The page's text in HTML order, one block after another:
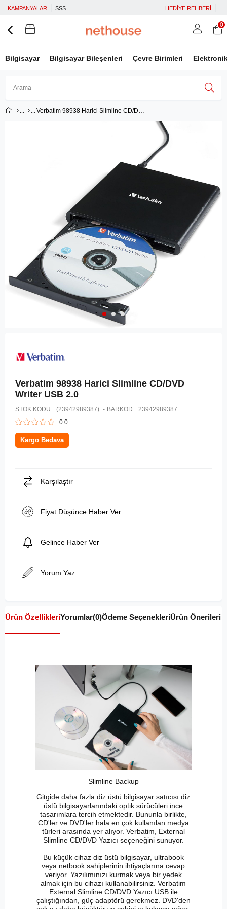
KAMPANYALAR SSS HEDİYE REHBERİ
Bilgisayar Bilgisayar Bileşenleri Çevre Birimleri
Google İle Bağlan
0
Verbatim 98938 Harici Slimline CD/DVD Writer USB 2.0
Verbatim 98938 Harici Slimline CD/DVD
Writer USB 2.0
STOK KODU (23942989387) BARKOD : 23942989387
0.0
Kargo Bedava
Karşılaştır
Fiyat Düşünce Haber Ver
Gelince Haber Ver
Yorum Yaz
Ürün ÖzellikleriYorumlar(0)Ödeme SeçenekleriÜrün Önerileri
Slimline Backup
Gitgide daha fazla diz üstü bilgisayar satıcısı diz
üstü bilgisayarlarındaki optik sürücüleri ince
tasarımlara tercih etmektedir. Bununla birlikte,
CD'ler ve DVD'ler hala en çok kullanılan medya
türleri arasında yer alıyor. Verbatim, External
Slimline CD/DVD Yazıcı seçeneğini sunuyor.
Bu küçük cihaz diz üstü bilgisayar, ultrabook
veya netbook sahiplerinin ihtiyaçlarına cevap
veriyor. Yazılımınızı kurmak veya bir yedek
almak için bu cihazı kullanabilirsiniz. Verbatim
External Slimline CD/DVD Yazıcı USB ile
çalıştığından, güç adaptörü gerekmez. DVD'den